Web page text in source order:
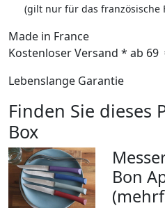
(gilt nur für das französische
Made in France
Kostenloser Versand * ab 69
Lebenslange Garantie
Finden Sie dieses
Box
Bon